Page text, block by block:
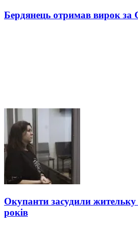
Бердянець отримав вирок за
Окупанти засудили
років